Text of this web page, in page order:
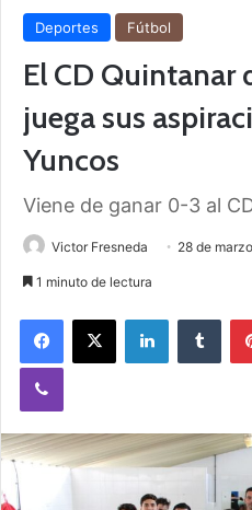
Deportes Fútbol
El CD Quintanar
juega sus
Yuncos
Viene de ganar 0-3 al
Victor Fresneda 28 de
1 minuto de lectura